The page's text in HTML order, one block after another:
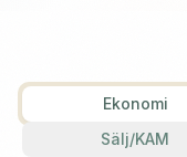
Ekonomi
Sälj/KAM